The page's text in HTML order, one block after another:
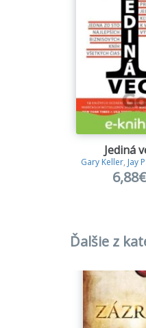
Jediná
Gary Keller, Jay
6,88€
Ďalšie z